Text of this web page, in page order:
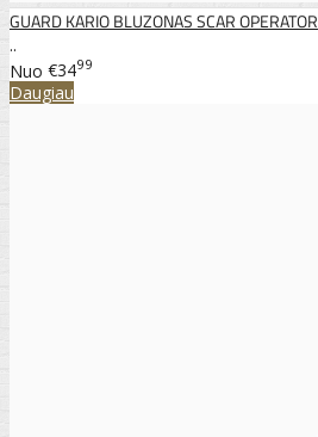
GUARD KARIO BLUZONAS SCAR OPERATOR
..
Nuo €3499
Daugiau